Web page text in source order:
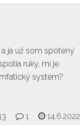
ja už som spotený
ruky, mi je
systém?
1 14.6.2022